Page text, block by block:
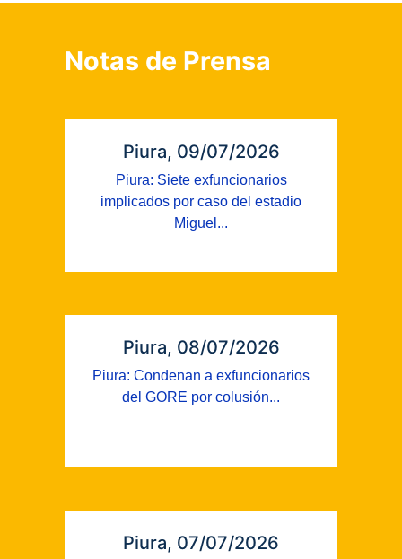
Notas de Prensa
Piura, 09/07/2026
Piura: Siete exfuncionarios
implicados por caso del estadio
Miguel...
Piura, 08/07/2026
Piura: Condenan a exfuncionarios
del GORE por colusión...
Piura, 07/07/2026